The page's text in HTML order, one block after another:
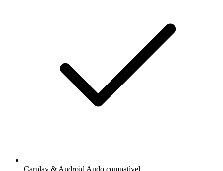
Carplay & Android Audo compatìvel